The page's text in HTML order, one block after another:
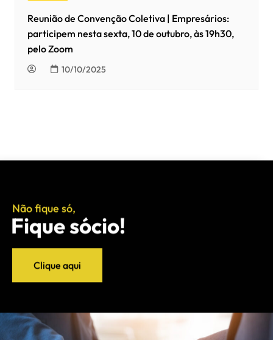
Reunião de Convenção Coletiva | Empresários:
participem nesta sexta, 10 de outubro, às 19h30,
pelo Zoom
10/10/2025
Não fique só,
Fique sócio!
Clique aqui